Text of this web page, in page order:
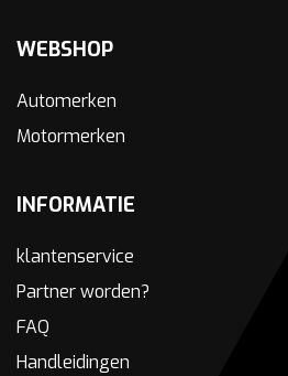
WEBSHOP
Automerken
Motormerken
INFORMATIE
klantenservice
Partner worden?
FAQ
Handleidingen